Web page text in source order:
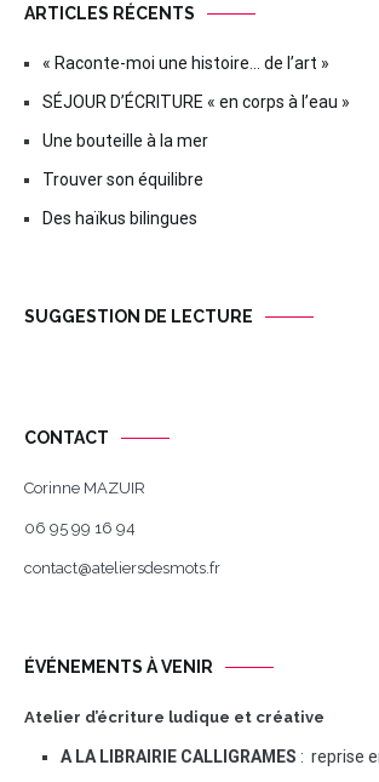
ARTICLES RÉCENTS
« Raconte-moi une histoire… de l’art »
SÉJOUR D’ÉCRITURE « en corps à l’eau »
Une bouteille à la mer
Trouver son équilibre
Des haïkus bilingues
SUGGESTION DE LECTURE
CONTACT
Corinne MAZUIR
06 95 99 16 94
contact@ateliersdesmots.fr
ÉVÉNEMENTS À VENIR
Atelier d’écriture ludique et créative
A LA LIBRAIRIE CALLIGRAMES : reprise